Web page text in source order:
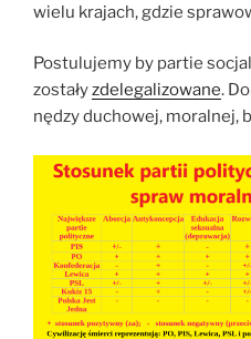
wielu krajach, gdzie
Postulujemy by partie
zostałyzdelegalizowane.
nędzy duchowej, moralnej,